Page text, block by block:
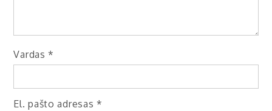
Vardas *
El. pašto adresas *